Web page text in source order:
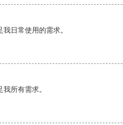
日常使用的需求。
所有需求。